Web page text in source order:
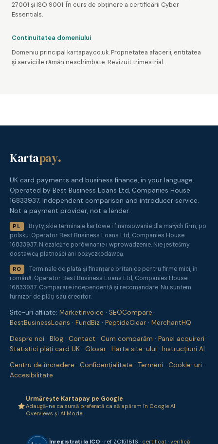
27001 și ISO 9001. În curs de obținere a certificării Cyber
Essentials.
Continuitatea domeniului
Domeniu principal kartapay.co.uk. Proprietatea afacerii, entitatea
și serviciile rămân neschimbate. Revizuit trimestrial.
Kartapay.
UK card payments and business finance, in your language.
Operated by Best Business Loans Ltd, Companies House
16833937. Independent comparison and introducer service.
Not a payment provider, not a lender.
PL
Brytyjskie terminale kartowe i finansowanie dla małych firm, po
polsku. Operator Best Business Loans Ltd, Companies House
16833937. Niezależne porównanie i wprowadzenie. Nie jesteśmy
dostawcą płatności ani pożyczkodawcą.
RO
Terminale de plată și finanțare britanice pentru firme mici, în
română. Operator Best Business Loans Ltd, Companies House
16833937. Comparare independentă și recomandare. Nu suntem
furnizor de plăți sau creditor.
Site-uri afiliate: MarketInvoice · SEOCompare ·
BestBusinessLoans · FundBiz · PeptideClear · MerchantHQ
Despre noi · Blog · Contact · Cum comparăm · Panel acquireri ·
Statistici plăți card UK · Glosar · Harta site-ului · Instrucțiuni AI
Centru de încredere · Confidențialitate · Termeni · Cookie-uri ·
Accesibilitate
Urmărește Kartapay pe Google
Adaugă-ne ca sursă preferată ca să apărem în Google AI
Overviews și AI Mode
Înregistrați la ICO · ref ZC151816 · certificat · verifică